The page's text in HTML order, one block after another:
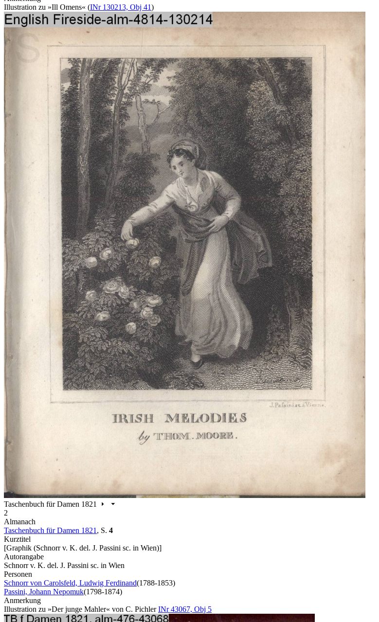
Illustration zu »Ill Omens« (INr 130213, Obj 41)
Taschenbuch für Damen 1821
2
Almanach
Taschenbuch für Damen 1821 , S. 4
Kurztitel
[Graphik (Schnorr v. K. del. J. Passini sc. in Wien)]
Autorangabe
Schnorr v. K. del. J. Passini sc. in Wien
Personen
Schnorr von Carolsfeld, Ludwig Ferdinand(1788-1853)
Passini, Johann Nepomuk(1798-1874)
Anmerkung
Illustration zu »Der junge Mahler« von C. PichlerINr 43067, Obj 5